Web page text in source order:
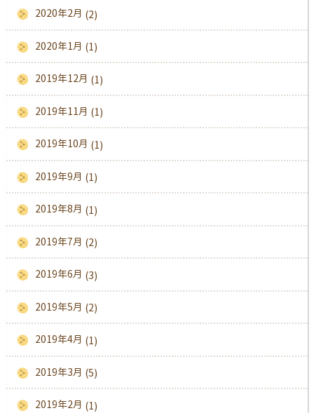
2020年2月 (2)
2020年1月 (1)
2019年12月 (1)
2019年11月 (1)
2019年10月 (1)
2019年9月 (1)
2019年8月 (1)
2019年7月 (2)
2019年6月 (3)
2019年5月 (2)
2019年4月 (1)
2019年3月 (5)
2019年2月 (1)